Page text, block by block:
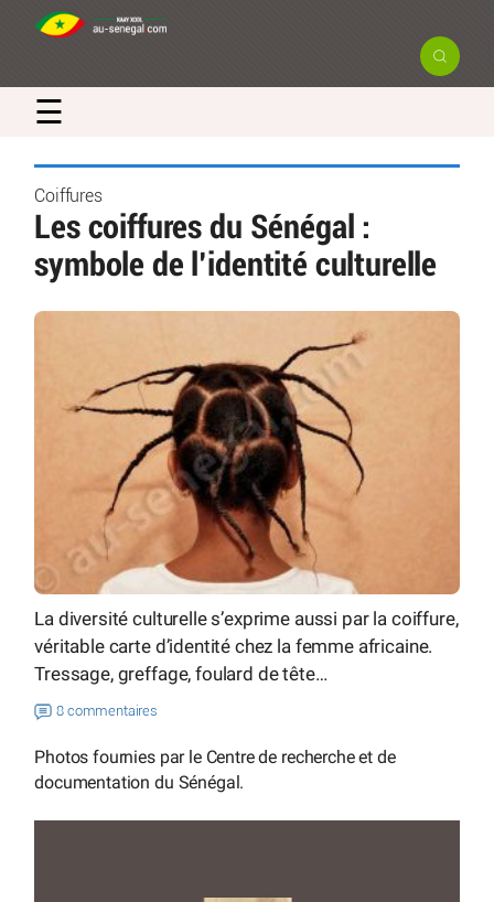
☰
Coiffures
Les coiffures du Sénégal :
symbole de l’identité culturelle
La diversité culturelle s’exprime aussi par la coiffure,
véritable carte d’identité chez la femme africaine.
Tressage, greffage, foulard de tête…
8 commentaires
Photos fournies par le Centre de recherche et de
documentation du Sénégal.